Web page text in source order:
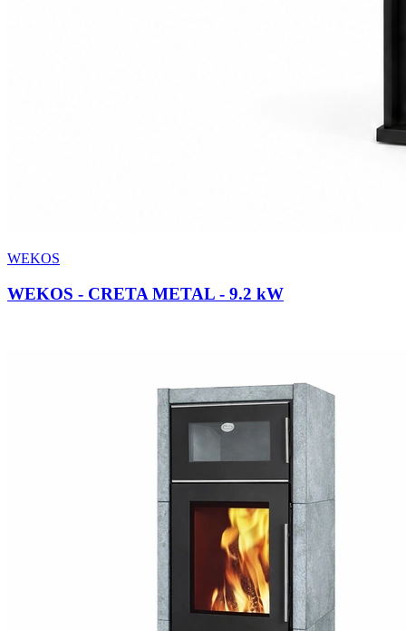
WEKOS
WEKOS - CRETA METAL - 9.2 kW